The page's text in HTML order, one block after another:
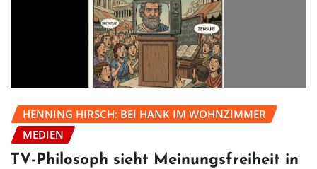
HENNING HIRSCH: BEI HANK IM WOHNZIMMER
MEDIEN
TV-Philosoph sieht Meinungsfreiheit in